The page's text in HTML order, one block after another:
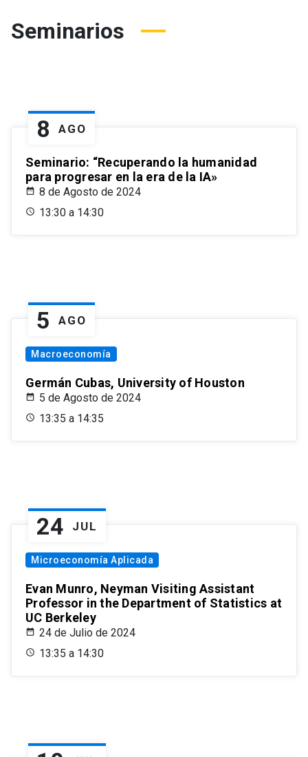
Seminarios
8 AGO
Seminario: “Recuperando la humanidad
para progresar en la era de la IA»
8 de Agosto de 2024
13:30 a 14:30
5 AGO
Macroeconomía
Germán Cubas, University of Houston
5 de Agosto de 2024
13:35 a 14:35
24 JUL
Microeconomía Aplicada
Evan Munro, Neyman Visiting Assistant
Professor in the Department of Statistics at
UC Berkeley
24 de Julio de 2024
13:35 a 14:30